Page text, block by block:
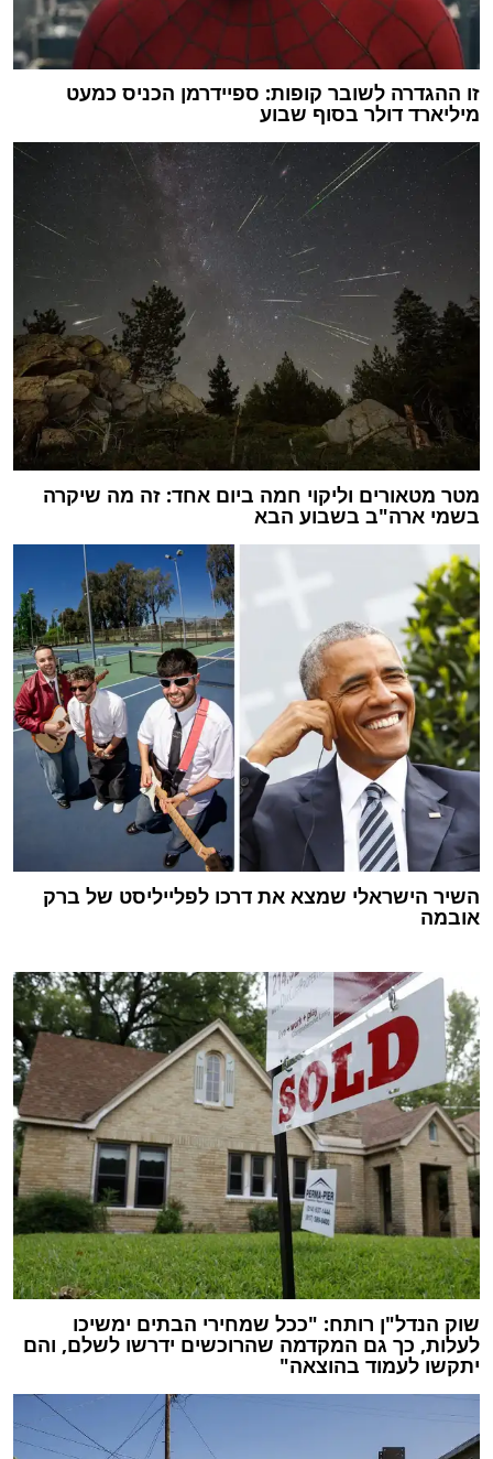
זו ההגדרה לשובר קופות: ספיידרמן הכניס כמעט
מיליארד דולר בסוף שבוע
מטר מטאורים וליקוי חמה ביום אחד: זה מה שיקרה
בשמי ארה"ב בשבוע הבא
השיר הישראלי שמצא את דרכו לפלייליסט של ברק
אובמה
שוק הנדל"ן רותח: "ככל שמחירי הבתים ימשיכו
לעלות, כך גם המקדמה שהרוכשים ידרשו לשלם, והם
יתקשו לעמוד בהוצאה"